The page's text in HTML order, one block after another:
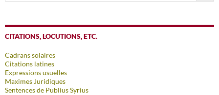
CITATIONS, LOCUTIONS, ETC.
Cadrans solaires
Citations latines
Expressions usuelles
Maximes Juridiques
Sentences de Publius Syrius